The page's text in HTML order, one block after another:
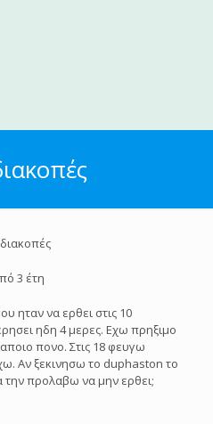
3 έτη
ηταν να ερθει στις 10
ηδη 4 μερες. Εχω πρηξιμο
πονο. Στις 18 φευγω
Αν ξεκινησω το duphaston το
προλαβω να μην ερθει;